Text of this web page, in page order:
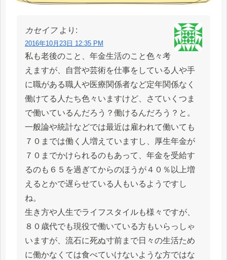
カセイフ より:
2016年10月23日 12:35 PM
私も老後のこと、年金生活のこと色々考
えますが、自営や芸術を仕事をしている人や手
に職がある職人や医療関係者など定年関係なく
働けてる人たち色々いますけど、さていくつま
で働いているんだろう？働けるんだろう？と。
一般論や統計などでは最近は雇われて働いても
７０までは働く人増えていますし、厚生年金が
７０までかけられるのもあって、年金を受給す
るのも６５を過ぎてからのほうが４０％以上増
えるとかで遅らせている人もいるようですし
ね。
生き方や人生でライフスタイルも様々ですが、
８０歳代でも現役で働いている方もいらっしゃ
いますが、流石に死ぬ寸前まで日々の生活ため
に働かなくては食べていけないような方ではな